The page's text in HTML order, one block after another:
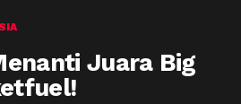
Juara Big